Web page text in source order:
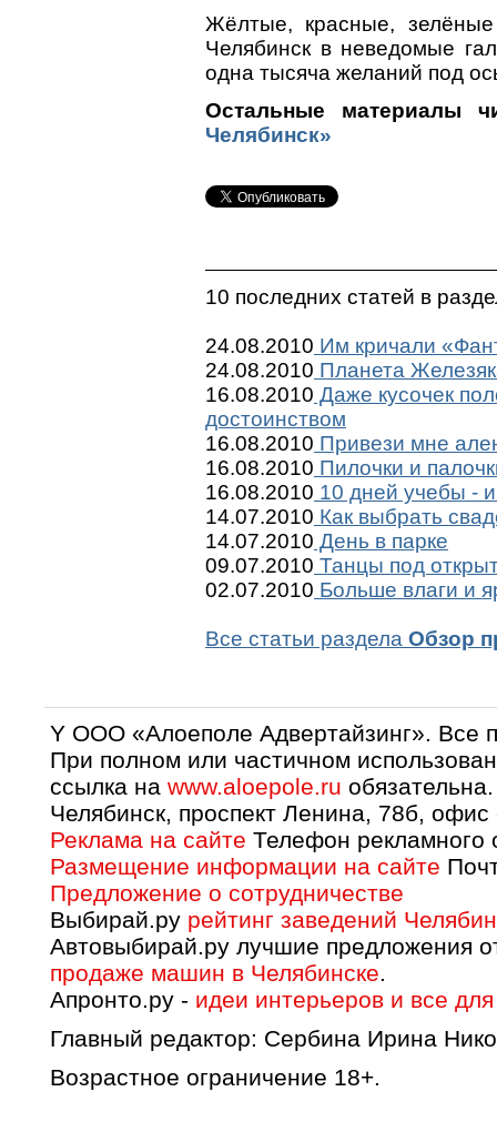
Жёлтые, красные,
Челябинск в неведомые
одна тысяча желаний под
Остальные материалы
Челябинск»
10 последних статей в
24.08.2010 Им кричали
24.08.2010 Планета
16.08.2010 Даже кусочек
достоинством
16.08.2010 Привези мне
16.08.2010 Пилочки и
16.08.2010 10 дней учебы -
14.07.2010 Как выбрать
14.07.2010 День в парке
09.07.2010 Танцы под
02.07.2010 Больше влаги и
Все статьи раздела Обзор
Y OOO «Алоеполе Адвертайзинг».
При полном или частичном
ссылка на www.aloepole.ru обязательна.
Челябинск, проспект Ленина, 78б, офис
Реклама на сайте Телефон рекламного
Размещение информации на сайте
Предложение о сотрудничестве
Выбирай.ру рейтинг заведений
Автовыбирай.ру лучшие предложения
продаже машин в Челябинске.
Апронто.ру - идеи интерьеров и все
Главный редактор: Сербина Ирина
Возрастное ограничение 18+.